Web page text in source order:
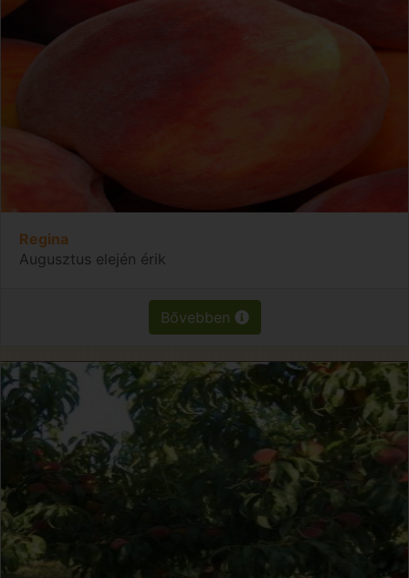
Regina
Augusztus elején érik
Bővebben